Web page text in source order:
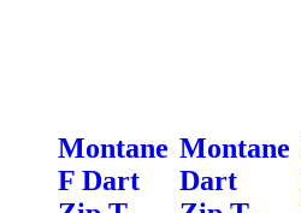
Montane
F Dart
Montane
Dart